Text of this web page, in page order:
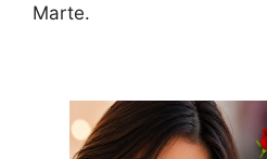
Marte.